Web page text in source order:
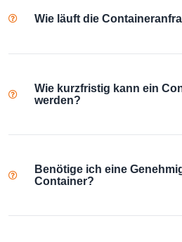
Wie läuft die
Wie kurzfristig kann ein
werden?
Benötige ich eine
Container?